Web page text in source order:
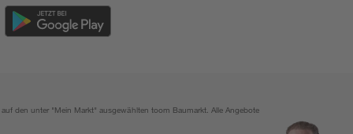
den unter "Mein Markt" ausgewählten toom Baumarkt. Alle Angebote